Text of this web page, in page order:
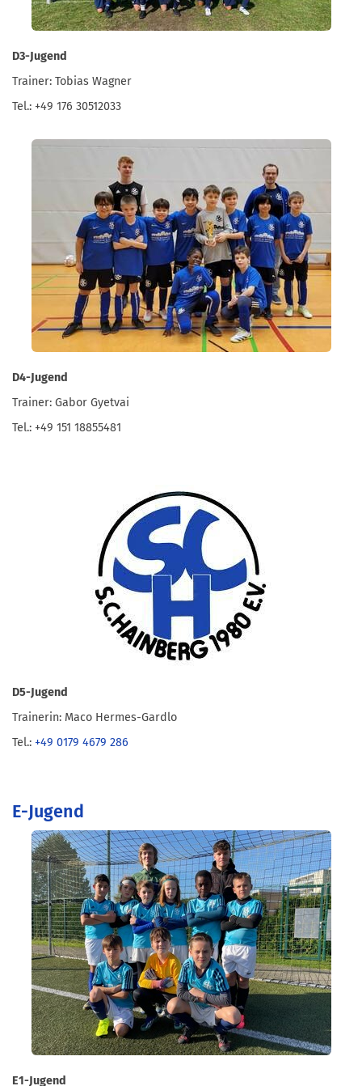
D3-Jugend
Trainer: Tobias Wagner
Tel.: +49 176 30512033
D4-Jugend
Trainer: Gabor Gyetvai
Tel.: +49 151 18855481
D5-Jugend
Trainerin: Maco Hermes-Gardlo
Tel.: +49 0179 4679 286
E-Jugend
E1-Jugend